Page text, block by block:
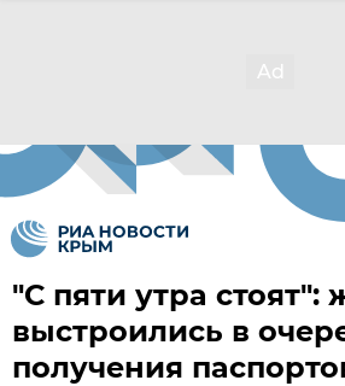
"С пяти утра
выстроились в
получения